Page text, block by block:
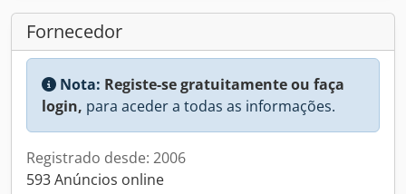
Fornecedor
Nota: Registe-se gratuitamente ou faça
login, para aceder a todas as informações.
Registrado desde: 2006
593 Anúncios online